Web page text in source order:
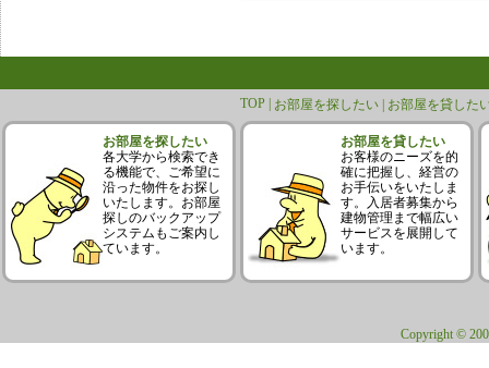
TOP | お部屋を探したい | お部屋を貸した
お部屋を探したい
各大学から検索でき
る機能で、ご希望に
沿った物件をお探し
いたします。お部屋
探しのバックアップ
システムもご案内し
ています。
お部屋を貸したい
お客様のニーズを的
確に把握し、経営の
お手伝いをいたしま
す。入居者募集から
建物管理まで幅広い
サービスを展開して
います。
Copyright ©